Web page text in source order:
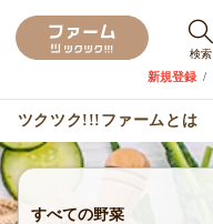
検索
新規登録 /
ツクツク!!!ファームとは
すべての野菜